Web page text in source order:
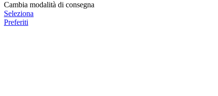
Cambia modalità di consegna
Seleziona
Preferiti